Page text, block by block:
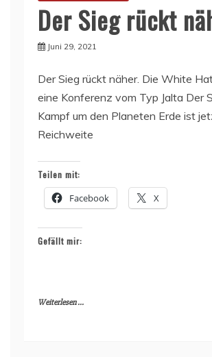
Der Sieg rückt
Juni 29, 2021
Der Sieg rückt näher. Die White
eine Konferenz vom Typ Jalta Der
Kampf um den Planeten Erde ist
Reichweite
Teilen mit:
Facebook X
Gefällt mir:
Weiterlesen ...